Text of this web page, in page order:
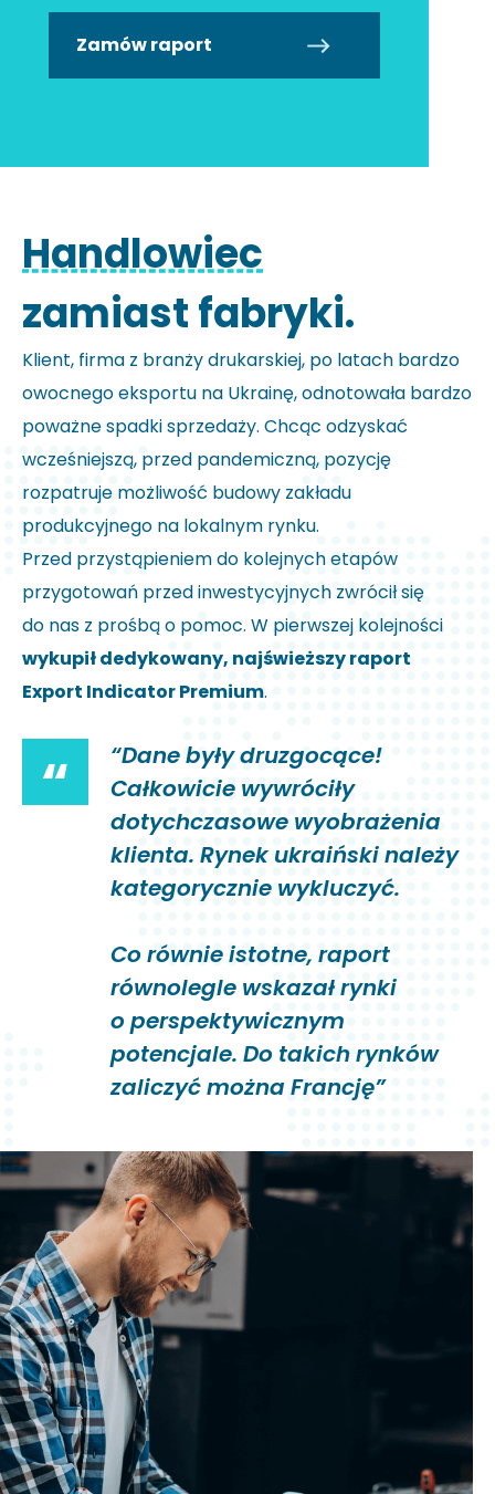
Zamów raport
Handlowiec
zamiast fabryki.
Klient, firma z branży drukarskiej, po latach bardzo
owocnego eksportu na Ukrainę, odnotowała bardzo
poważne spadki sprzedaży. Chcąc odzyskać
wcześniejszą, przed pandemiczną, pozycję
rozpatruje możliwość budowy zakładu
produkcyjnego na lokalnym rynku.
Przed przystąpieniem do kolejnych etapów
przygotowań przed inwestycyjnych zwrócił się
do nas z prośbą o pomoc. W pierwszej kolejności
wykupił dedykowany, najświeższy raport
Export Indicator Premium.
“
“Dane były druzgocące!
Całkowicie wywróciły
dotychczasowe wyobrażenia
klienta. Rynek ukraiński należy
kategorycznie wykluczyć.
Co równie istotne, raport
równolegle wskazał rynki
o perspektywicznym
potencjale. Do takich rynków
zaliczyć można Francję”